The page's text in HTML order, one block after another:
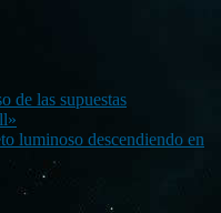
de las supuestas
luminoso descendiendo en